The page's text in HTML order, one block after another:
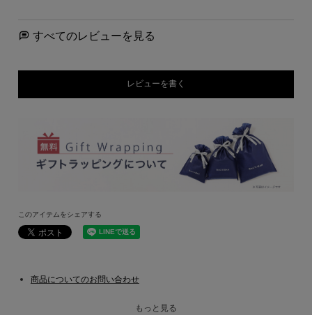
すべてのレビューを見る
レビューを書く
このアイテムをシェアする
商品についてのお問い合わせ
もっと見る